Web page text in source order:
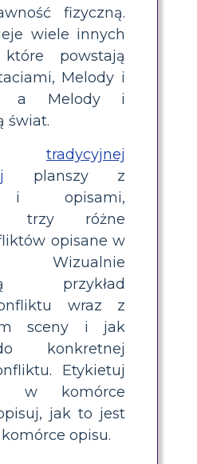
fizyczną.
wiele innych
powstają
Melody i
a Melody i
świat.
tradycyjnej
planszy z
i opisami,
trzy różne
opisane w
Wizualnie
przykład
wraz z
sceny i jak
konkretnej
Etykietuj
w komórce
jak to jest
opisu.